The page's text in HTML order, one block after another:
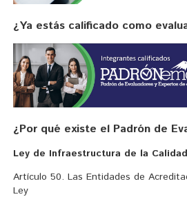
¿Ya estás calificado como
¿Por qué existe el Padrón de
Ley de Infraestructura de la
Artículo 50. Las Entidades de
Ley